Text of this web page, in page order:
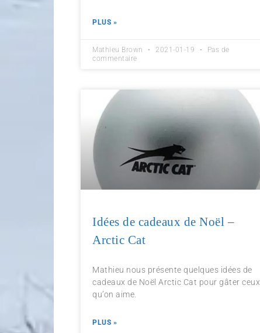
PLUS »
Mathieu Brown 2021-01-19
Pas de
commentaire
Idées de cadeaux de Noël –
Arctic Cat
Mathieu nous présente quelques idées de
cadeaux de Noël Arctic Cat pour gâter ceux
qu’on aime.
PLUS »